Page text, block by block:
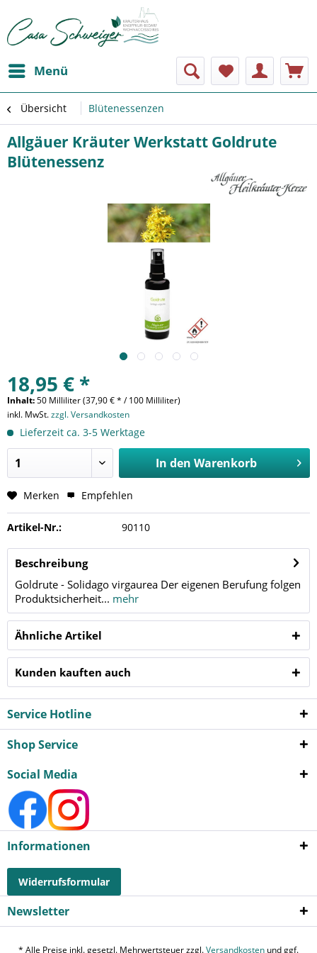
Menü
Übersicht Blütenessenzen
Allgäuer Kräuter Werkstatt Goldrute
Blütenessenz
18,95 € *
Inhalt:50 Milliliter (37,90 € * / 100 Milliliter)
inkl. MwSt.zzgl. Versandkosten
Lieferzeit ca. 3-5 Werktage
In den Warenkorb
Merken Empfehlen
Artikel-Nr.: 90110
Beschreibung
Goldrute - Solidago virgaurea Der eigenen Berufung folgen
Produktsicherheit... mehr
Ähnliche Artikel
Kunden kauften auch
Service Hotline
Shop Service
Social Media
Informationen
Widerrufsformular
Newsletter
* Alle Preise inkl. gesetzl. Mehrwertsteuer zzgl.Versandkosten und ggf.